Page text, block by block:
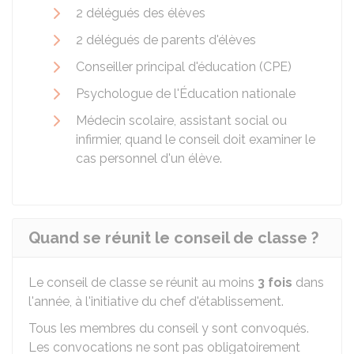
2 délégués des élèves
2 délégués de parents d'élèves
Conseiller principal d'éducation (CPE)
Psychologue de l'Éducation nationale
Médecin scolaire, assistant social ou
infirmier, quand le conseil doit examiner le
cas personnel d'un élève.
Quand se réunit le conseil de classe ?
Le conseil de classe se réunit au moins 3 fois dans
l'année, à l'initiative du chef d'établissement.
Tous les membres du conseil y sont convoqués.
Les convocations ne sont pas obligatoirement